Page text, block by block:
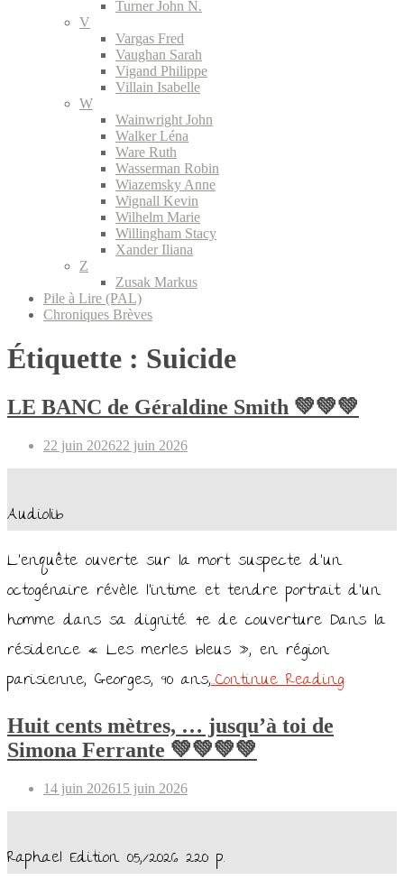
Turner John N.
V
Vargas Fred
Vaughan Sarah
Vigand Philippe
Villain Isabelle
W
Wainwright John
Walker Léna
Ware Ruth
Wasserman Robin
Wiazemsky Anne
Wignall Kevin
Wilhelm Marie
Willingham Stacy
Xander Iliana
Z
Zusak Markus
Pile à Lire (PAL)
Chroniques Brèves
Étiquette : Suicide
LE BANC de Géraldine Smith 💚💚💚
Posted
22 juin 202622 juin 2026
Audiolib
L’enquête ouverte sur la mort suspecte d’un
octogénaire révèle l’intime et tendre portrait d’un
homme dans sa dignité. 4e de couverture Dans la
résidence « Les merles bleus », en région
parisienne, Georges, 90 ans,…Continue Reading
Huit cents mètres, … jusqu’à toi de
Simona Ferrante 💚💚💚💚
Posted
14 juin 202615 juin 2026
Raphael Edition 05,/2026 220 p.